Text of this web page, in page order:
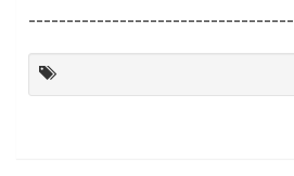
-----------------------------------